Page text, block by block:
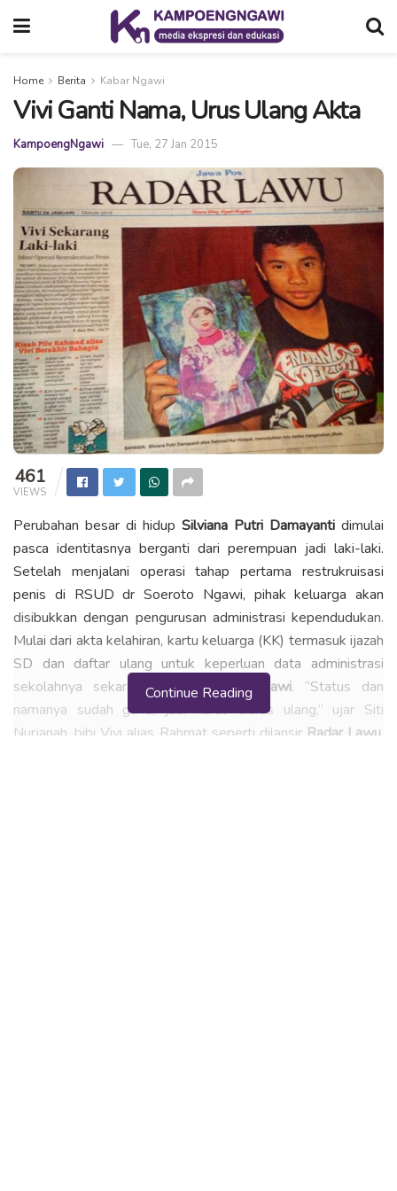
Home Berita Kabar Ngawi
Vivi Ganti Nama, Urus Ulang Akta
KampoengNgawi Tue, 27 Jan 2015
461
VIEWS
Perubahan besar di hidup Silviana Putri Damayanti dimulai
pasca identitasnya berganti dari perempuan jadi laki-laki.
Setelah menjalani operasi tahap pertama restrukruisasi
penis di RSUD dr Soeroto Ngawi, pihak keluarga akan
disibukkan dengan pengurusan administrasi kependudukan.
Mulai dari akta kelahiran, kartu keluarga (KK) termasuk ijazah
SD dan daftar ulang untuk keperluan data administrasi
sekolahnya sekarang diSMPN 3 Ngawi. “Status dan
namanya sudah ganti, jadi harus diurus ulang,” ujar Siti
Nurjanah, bibi Vivi alias Rahmat seperti dilansir Radar Lawu
Continue Reading